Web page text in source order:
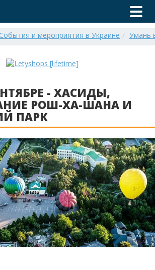
События и мероприятия в Украине Умань
- ХАСИДЫ,
РОШ-ХА-ШАНА И
ПАРК